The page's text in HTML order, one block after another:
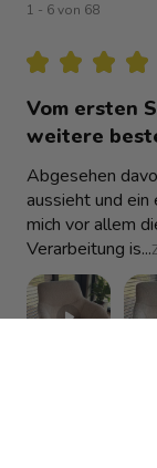
1 - 6 von 68
★ ★ ★ ★
Vom ersten
weitere
Abgesehen
aussieht und
mich vor allem
Verarbeitung is...